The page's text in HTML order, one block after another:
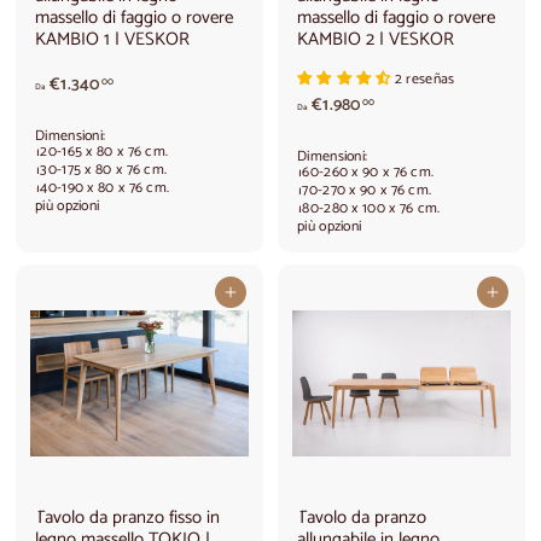
massello di faggio o rovere
KAMBIO 1 | VESKOR
Da €1.34000A
r
t
i
1
.
3
4
0
,
0
Dimensioni:
120-165 x 80 x 76 cm.
130-175 x 80 x 76 cm.
140-190 x 80 x 76 cm.
più opzioni
massello di faggio o rovere
KAMBIO 2 | VESKOR
2 reseñas
Da €1.98000A
r
t
i
9
8
0
,
Dimensioni:
160-260 x 90 x 76 cm.
170-270 x 90 x 76 cm.
180-280 x 100 x 76 cm.
più opzioni
Aggiungi al carrello
Tavolo da pranzo fisso in
Aggiungi al carrello
Tavolo da pranzo